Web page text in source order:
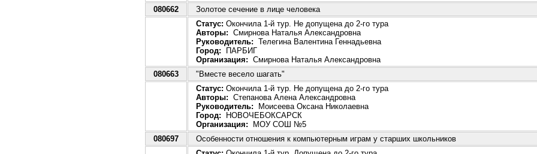
080662
Золотое сечение в лице человека
Статус: Окончила 1-й тур. Не допущена до 2-го тура
Авторы: Смирнова Наталья Александровна
Руководитель: Телегина Валентина Геннадьевна
Город: ПАРБИГ
Организация: Смирнова Наталья Александровна
080663
"Вместе весело шагать"
Статус: Окончила 1-й тур. Не допущена до 2-го тура
Авторы: Степанова Алена Александровна
Руководитель: Моисеева Оксана Николаевна
Город: НОВОЧЕБОКСАРСК
Организация: МОУ СОШ №5
080697
Особенности отношения к компьютерным играм у старших школьников